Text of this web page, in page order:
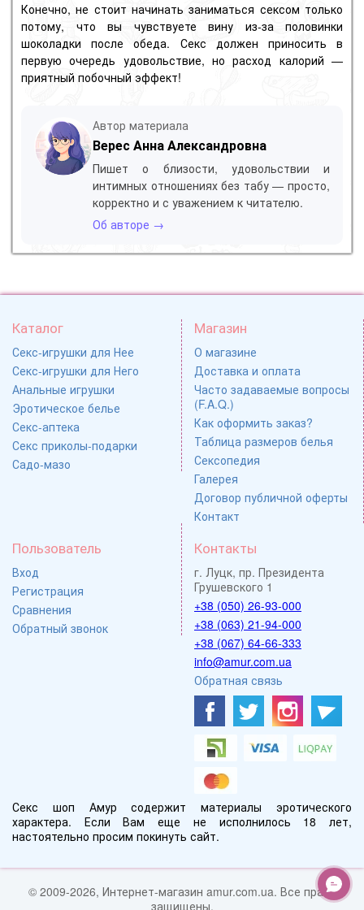
Конечно, не стоит начинать заниматься сексом только
потому, что вы чувствуете вину из-за половинки
шоколадки после обеда. Секс должен приносить в
первую очередь удовольствие, но расход калорий —
приятный побочный эффект!
Автор материала
Верес Анна Александровна
Пишет о близости, удовольствии и
интимных отношениях без табу — просто,
корректно и с уважением к читателю.
Об авторе →
Каталог
Секс-игрушки для Нее
Секс-игрушки для Него
Анальные игрушки
Эротическое белье
Секс-аптека
Секс приколы-подарки
Садо-мазо
Магазин
О магазине
Доставка и оплата
Часто задаваемые вопросы
(F.A.Q.)
Как оформить заказ?
Таблица размеров белья
Сексопедия
Галерея
Договор публичной оферты
Контакт
Пользователь
Вход
Регистрация
Сравнения
Обратный звонок
Контакты
г. Луцк, пр. Президента
Грушевского 1
+38 (050) 26-93-000
+38 (063) 21-94-000
+38 (067) 64-66-333
info@amur.com.ua
Обратная связь
Секс шоп Амур содержит материалы эротического
характера. Если Вам еще не исполнилось 18 лет,
настоятельно просим покинуть сайт.
© 2009-2026, Интернет-магазин amur.com.ua. Все права
защищены.